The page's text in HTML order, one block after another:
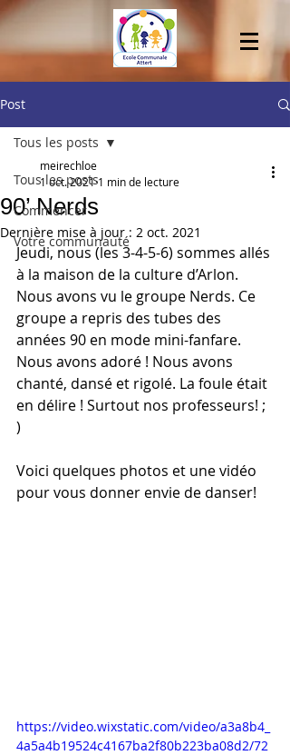
Post
Tous les posts
Commencer
Votre communauté
Tous les posts
90’ Nerds
meirechloe
1 oct. 2021 1 min de lecture
Dernière mise à jour : 2 oct. 2021
Jeudi, nous (les 3-4-5-6) sommes allés
à la maison de la culture d’Arlon.
Nous avons vu le groupe Nerds. Ce
groupe a repris des tubes des
années 90 en mode mini-fanfare.
Nous avons adoré ! Nous avons
chanté, dansé et rigolé. La foule était
en délire ! Surtout nos professeurs! ;
)
Voici quelques photos et une vidéo
pour vous donner envie de danser!
https://video.wixstatic.com/video/a3a8b4_
4a5a4b19524c4167ba2f80b223ba08d2/72